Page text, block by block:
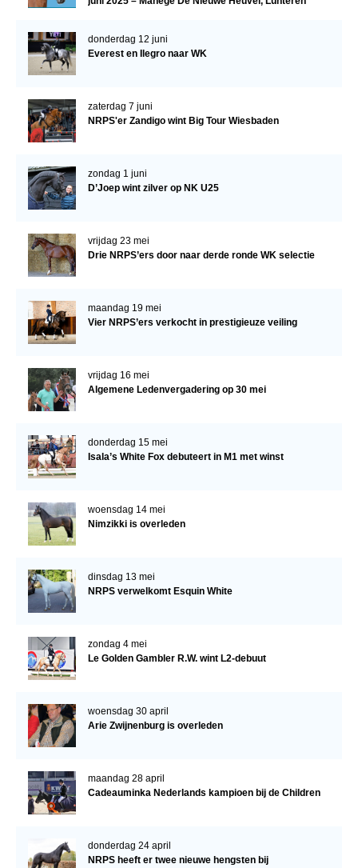
donderdag 12 juni
Everest en Ilegro naar WK
zaterdag 7 juni
NRPS'er Zandigo wint Big Tour Wiesbaden
zondag 1 juni
D’Joep wint zilver op NK U25
vrijdag 23 mei
Drie NRPS’ers door naar derde ronde WK selectie
maandag 19 mei
Vier NRPS’ers verkocht in prestigieuze veiling
vrijdag 16 mei
Algemene Ledenvergadering op 30 mei
donderdag 15 mei
Isala’s White Fox debuteert in M1 met winst
woensdag 14 mei
Nimzikki is overleden
dinsdag 13 mei
NRPS verwelkomt Esquin White
zondag 4 mei
Le Golden Gambler R.W. wint L2-debuut
woensdag 30 april
Arie Zwijnenburg is overleden
maandag 28 april
Cadeauminka Nederlands kampioen bij de Children
donderdag 24 april
NRPS heeft er twee nieuwe hengsten bij